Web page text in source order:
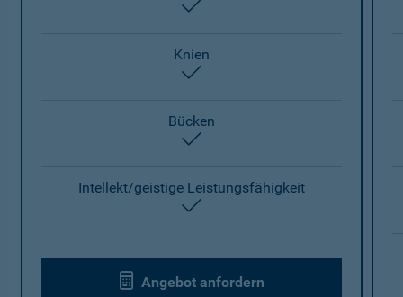
Knien
Bücken
Intellekt/geistige Leistungsfähigkeit
Angebot anfordern